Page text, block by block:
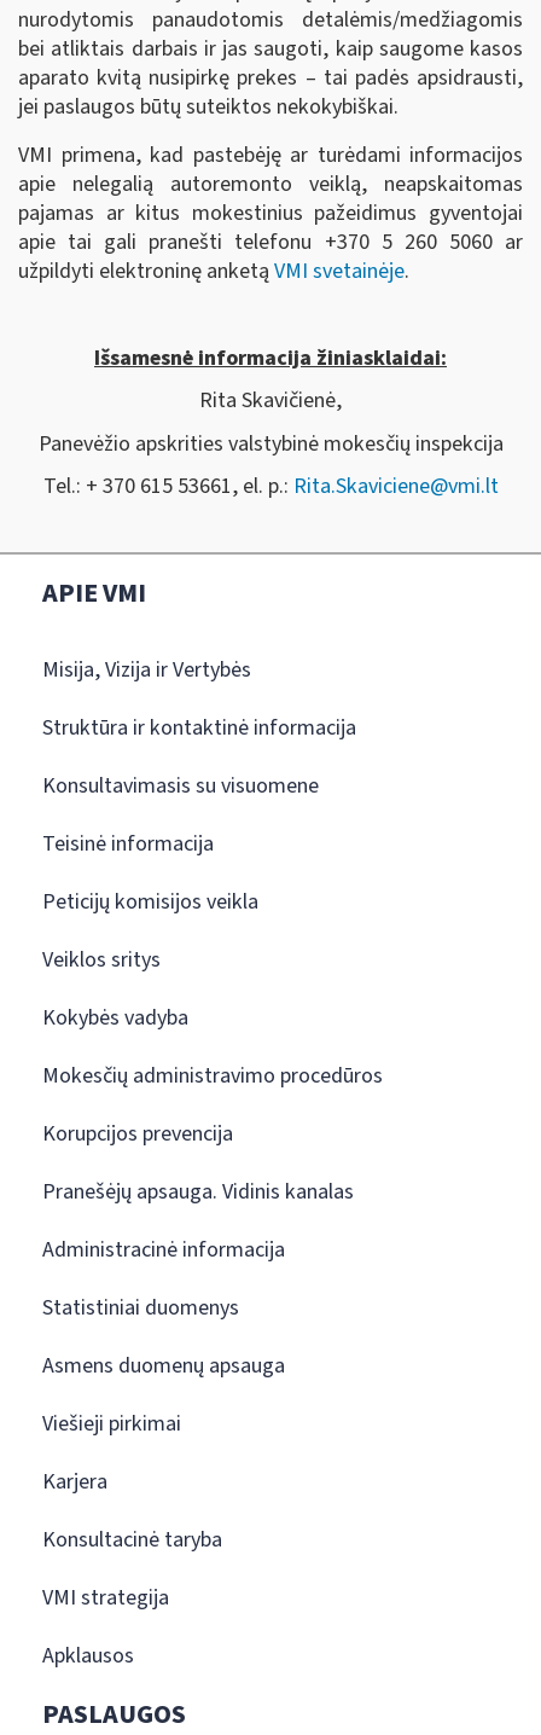
nurodytomis panaudotomis detalėmis/medžiagomis
bei atliktais darbais ir jas saugoti, kaip saugome kasos
aparato kvitą nusipirkę prekes – tai padės apsidrausti,
jei paslaugos būtų suteiktos nekokybiškai.
VMI primena, kad pastebėję ar turėdami informacijos
apie nelegalią autoremonto veiklą, neapskaitomas
pajamas ar kitus mokestinius pažeidimus gyventojai
apie tai gali pranešti telefonu +370 5 260 5060 ar
užpildyti elektroninę anketą VMI svetainėje.
Išsamesnė informacija žiniasklaidai:
Rita Skavičienė,
Panevėžio apskrities valstybinė mokesčių inspekcija
Tel.: + 370 615 53661, el. p.: Rita.Skaviciene@vmi.lt
APIE VMI
Misija, Vizija ir Vertybės
Struktūra ir kontaktinė informacija
Konsultavimasis su visuomene
Teisinė informacija
Peticijų komisijos veikla
Veiklos sritys
Kokybės vadyba
Mokesčių administravimo procedūros
Korupcijos prevencija
Pranešėjų apsauga. Vidinis kanalas
Administracinė informacija
Statistiniai duomenys
Asmens duomenų apsauga
Viešieji pirkimai
Karjera
Konsultacinė taryba
VMI strategija
Apklausos
PASLAUGOS